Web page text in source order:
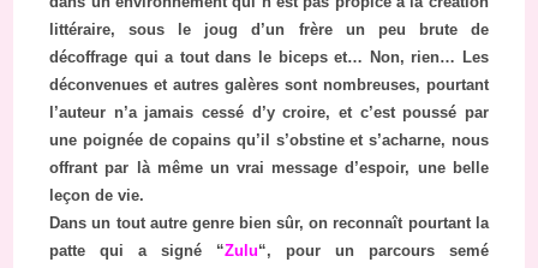
littéraire, sous le joug d’un frère un peu brute de
décoffrage qui a tout dans le biceps et… Non, rien… Les
déconvenues et autres galères sont nombreuses, pourtant
l’auteur n’a jamais cessé d’y croire, et c’est poussé par
une poignée de copains qu’il s’obstine et s’acharne, nous
offrant par là même un vrai message d’espoir, une belle
leçon de vie.
Dans un tout autre genre bien sûr, on reconnaît pourtant la
patte qui a signé “Zulu“, pour un parcours semé